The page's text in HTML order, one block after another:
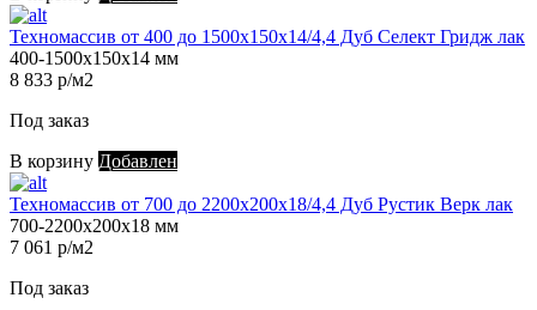
Техномассив от 400 до 1500х150х14/4,4 Дуб Селект Гридж лак
400-1500х150х14 мм
8 833 р/м2
Под заказ
В корзину Добавлен
Техномассив от 700 до 2200х200х18/4,4 Дуб Рустик Верк лак
700-2200х200х18 мм
7 061 р/м2
Под заказ